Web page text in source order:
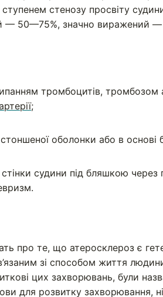
стенозу просвіту
— 50—75%, значно виражений —
тромбоцитів, тромбозом
;
оболонки або в основі
судини під бляшкою через
про те, що атеросклероз є
зі способом життя
цих захворювань, були
для розвитку захворювання,